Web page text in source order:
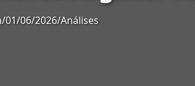
/01/06/2026/Análises